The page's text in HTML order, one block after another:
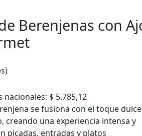
Berenjenas con
nacionales: $ 5.785,12
se fusiona con el toque
creando una experiencia intensa y
picadas, entradas y platos